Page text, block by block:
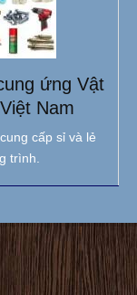
ứng Vật
Nam
cấp sỉ và lẻ
trình.